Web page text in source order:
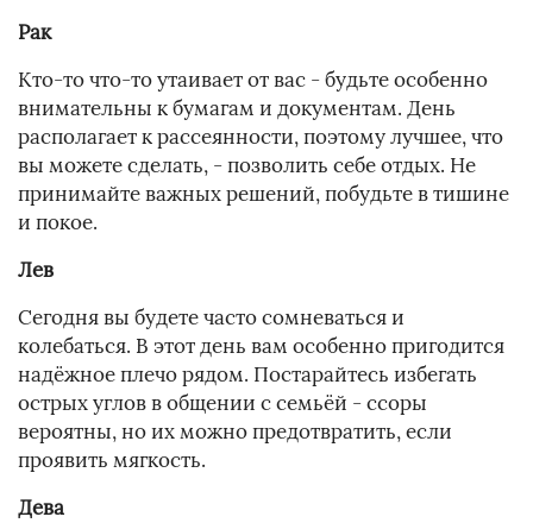
Рак
Кто-то что-то утаивает от вас - будьте особенно
внимательны к бумагам и документам. День
располагает к рассеянности, поэтому лучшее, что
вы можете сделать, - позволить себе отдых. Не
принимайте важных решений, побудьте в тишине
и покое.
Лев
Сегодня вы будете часто сомневаться и
колебаться. В этот день вам особенно пригодится
надёжное плечо рядом. Постарайтесь избегать
острых углов в общении с семьёй - ссоры
вероятны, но их можно предотвратить, если
проявить мягкость.
Дева